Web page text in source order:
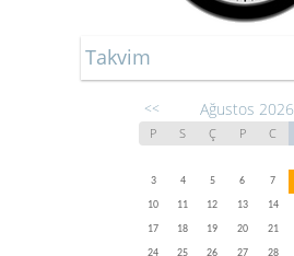
Takvim
<< Ağustos 2026
P S Ç P C
3
4 5 6 7
10
11 12 13 14
17
18 19 20 21
24
25 26 27 28